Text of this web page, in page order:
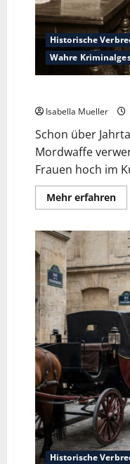
Historische
Wahre
Isabella Mueller
Schon über
Mordwaffe
Frauen hoch im
Mehr erfahren
Historische